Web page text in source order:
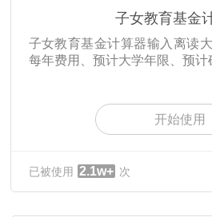
子女教育基金
子女教育基金计算器输入离读
每年费用、预计大学年限、预计
开始使用
已被使用 2.1w+ 次